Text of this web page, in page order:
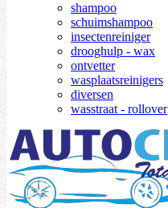
shampoo
schuimshampoo
insectenreiniger
drooghulp - wax
ontvetter
wasplaatsreinigers
diversen
wasstraat - rollover